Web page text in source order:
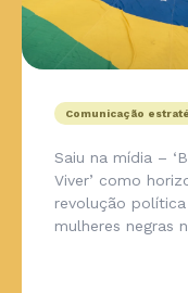
Comunicação
Saiu na mídia –
Viver’ como
revolução política
mulheres negras